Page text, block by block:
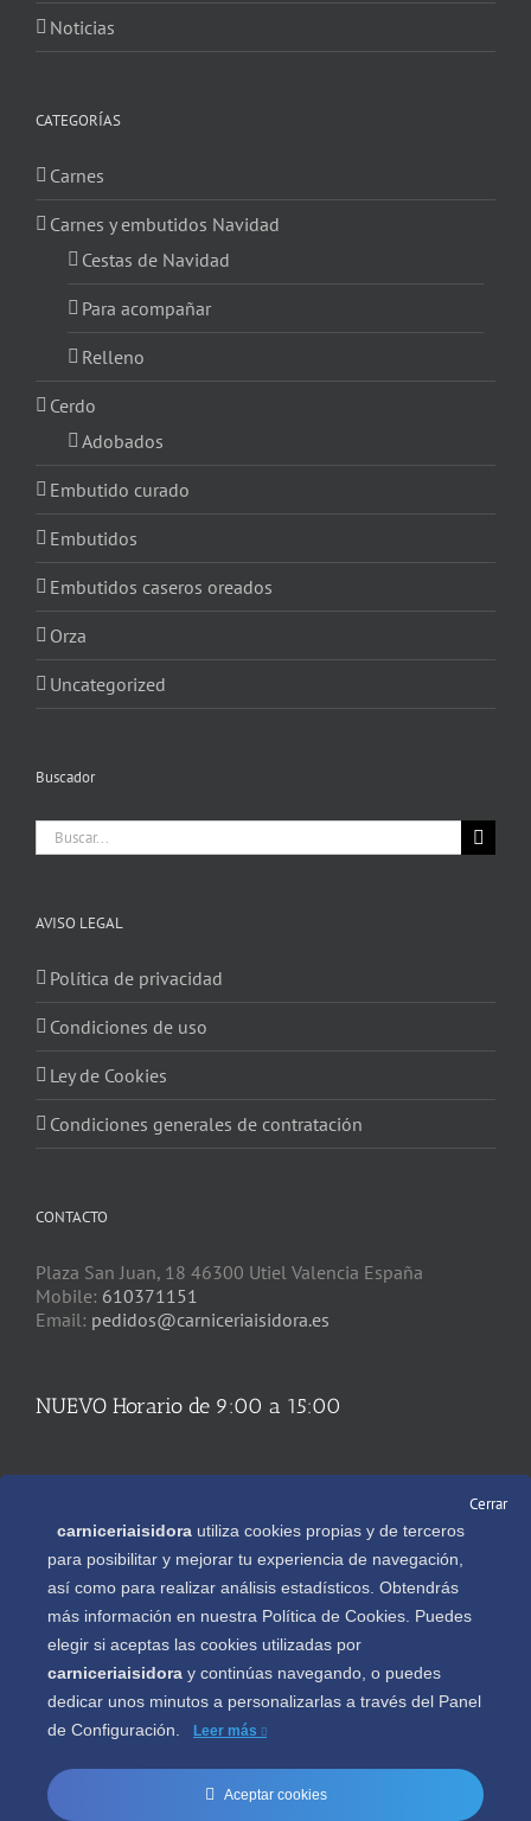
Noticias
CATEGORÍAS
Carnes
Carnes y embutidos Navidad
Cestas de Navidad
Para acompañar
Relleno
Cerdo
Adobados
Embutido curado
Embutidos
Embutidos caseros oreados
Orza
Uncategorized
Buscador
Buscar:
AVISO LEGAL
Política de privacidad
Condiciones de uso
Ley de Cookies
Condiciones generales de contratación
CONTACTO
Plaza San Juan, 18 46300 Utiel Valencia España
Mobile: 610371151
Email: pedidos@carniceriaisidora.es
NUEVO Horario de 9:00 a 15:00
Descargate gratis nuestra APP en
Cerrar
carniceriaisidora utiliza cookies propias y de terceros
para posibilitar y mejorar tu experiencia de navegación,
así como para realizar análisis estadísticos. Obtendrás
más información en nuestra Política de Cookies. Puedes
elegir si aceptas las cookies utilizadas por
carniceriaisidora y continúas navegando, o puedes
dedicar unos minutos a personalizarlas a través del Panel
de Configuración.
Leer más
Aceptar cookies